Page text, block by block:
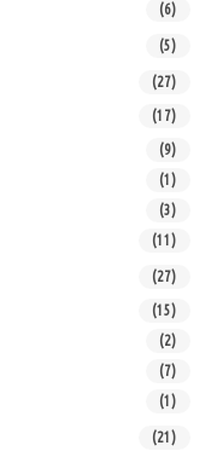
(6)
(5)
(27)
(17)
(9)
(1)
(3)
(11)
(27)
(15)
(2)
(7)
(1)
(21)